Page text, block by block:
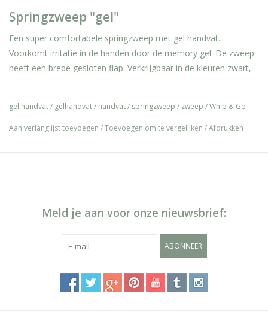
Springzweep "gel"
Een super comfortabele springzweep met gel handvat.
Voorkomt irritatie in de handen door de memory gel. De zweep
heeft een brede gesloten flap. Verkrijgbaar in de kleuren zwart,
De zweep heeft een glasvezel kern die bekleed is met
dop. ABS handvat met memory gel. Brede gesloten synthetische
gel handvat/ gelhandvat/ handvat/ springzweep / zweep /Whip & Go
Aan verlanglijst toevoegen /Toevoegen om te vergelijken /Afdrukken
Meld je aan voor onze nieuwsbrief:
ABONNEER